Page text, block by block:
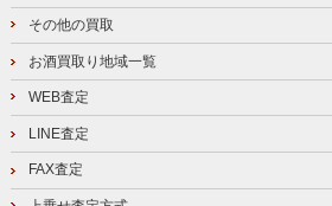
その他の買取
お酒買取り地域一覧
WEB査定
LINE査定
FAX査定